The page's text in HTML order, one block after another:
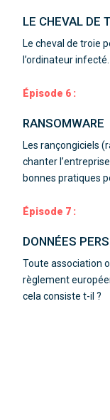
LE CHEVAL DE
Le cheval de troie
l’ordinateur
Épisode 6 :
RANSOMWARE
Les rançongiciels
chanter
bonnes pratiques
Épisode 7 :
DONNÉES
Toute association
règlement
cela consiste t-il ?